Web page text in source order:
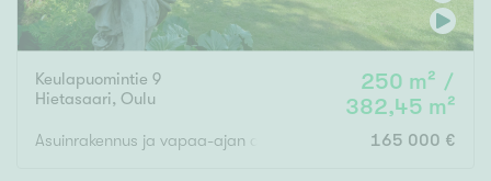
Keulapuomintie 9
Hietasaari, Oulu
250 m² /
382,45 m²
Asuinrakennus ja vapaa-ajan asuinrakennukset ja165 000 €